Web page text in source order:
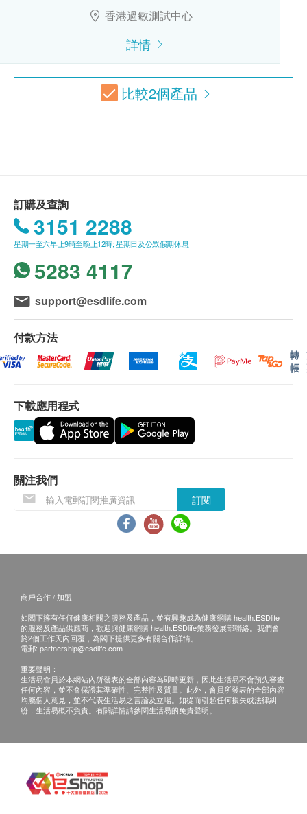
雖然接觸性過敏不能根治，但可以通過皮膚斑貼測試
致敏原，從而減少患上接觸性皮炎的風險。
背部貼上防水測試貼紙
讓皮膚與貼紙直接接觸最少48小時
可繼續日常活動及洗澡
有關此服務/產品的錯漏或延誤，或因使用此服務/
產品而引致的損失、損害、受傷或法律訴訟，健康
網購health.ESDlife概不負責。一切有關的索償或
查詢，須向提供服務之體檢中心或商戶提出。
香港過敏測試中心
詳情
比較2個產品
訂購及查詢
3151 2288
星期一至六早上9時至晚上12時; 星期日及公眾假期休息
5283 4117
support@esdlife.com
付款方法
轉
帳
下載應用程式
關注我們
訂閱
商戶合作 / 加盟
如閣下擁有任何健康相關之服務及產品，並有興趣成為健康網購 health.ESDlife
的服務及產品供應商，歡迎與健康網購 health.ESDlife業務發展部聯絡。我們會
於2個工作天內回覆，為閣下提供更多有關合作詳情。
電郵: partnership@esdlife.com
重要聲明：
生活易會員於本網站內所發表的全部內容為即時更新，因此生活易不會預先審查
任何內容，並不會保證其準確性、完整性及質量。此外，會員所發表的全部內容
均屬個人意見，並不代表生活易之言論及立場。如從而引起任何損失或法律糾
紛，生活易概不負責。有關詳情請參閱生活易的免責聲明。